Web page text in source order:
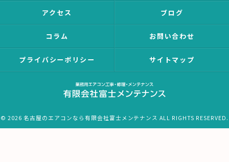
アクセス ブログ
コラム お問い合わせ
プライバシーポリシー サイトマップ
© 2026 名古屋のエアコンなら有限会社富士メンテナンス ALL RIGHTS RESERVED.